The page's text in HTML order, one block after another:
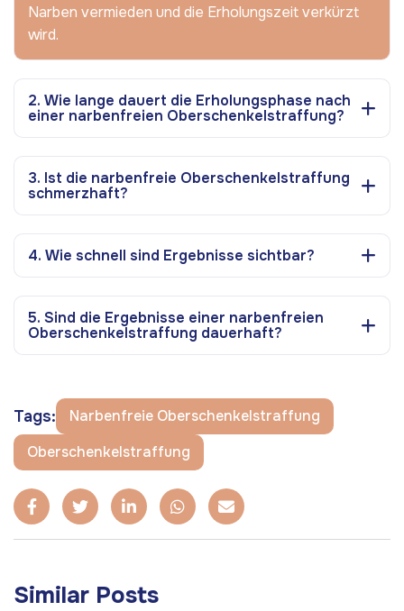
Narben vermieden und die Erholungszeit verkürzt
wird.
2. Wie lange dauert die Erholungsphase nach
einer narbenfreien Oberschenkelstraffung?
3. Ist die narbenfreie Oberschenkelstraffung
schmerzhaft?
4. Wie schnell sind Ergebnisse sichtbar?
5. Sind die Ergebnisse einer narbenfreien
Oberschenkelstraffung dauerhaft?
Tags:
Narbenfreie Oberschenkelstraffung
Oberschenkelstraffung
Similar Posts